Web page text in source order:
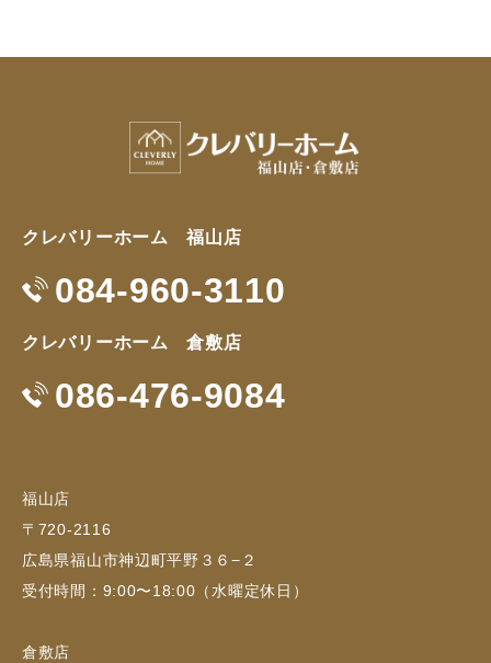
クレバリーホーム 福山店
084-960-3110
クレバリーホーム 倉敷店
086-476-9084
福山店
〒720-2116
広島県福山市神辺町平野３６−２
受付時間：9:00〜18:00（水曜定休日）
倉敷店